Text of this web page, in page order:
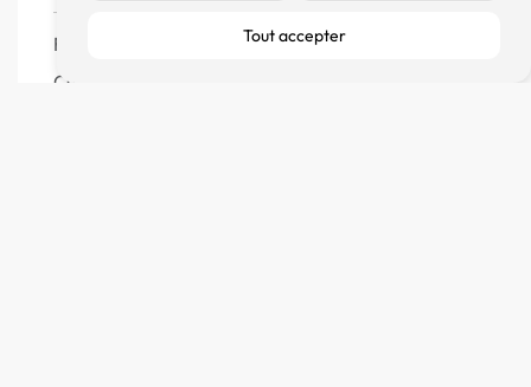
Tout accepter
FAQ
CGV